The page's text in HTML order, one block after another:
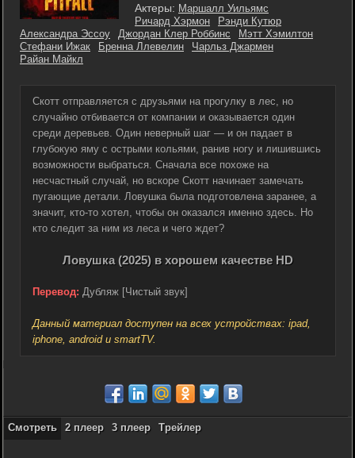
Актеры: Маршалл Уильямс
Ричард Хэрмон
Рэнди Кутюр
Александра Эссоу
Джордан Клер Роббинс
Мэтт Хэмилтон
Стефани Ижак
Бренна Ллевелин
Чарльз Джармен
Райан Майкл
Скотт отправляется с друзьями на прогулку в лес, но
случайно отбивается от компании и оказывается один
среди деревьев. Один неверный шаг — и он падает в
глубокую яму с острыми кольями, ранив ногу и лишившись
возможности выбраться. Сначала все похоже на
несчастный случай, но вскоре Скотт начинает замечать
пугающие детали. Ловушка была подготовлена заранее, а
значит, кто-то хотел, чтобы он оказался именно здесь. Но
кто следит за ним из леса и чего ждет?
Ловушка (2025) в хорошем качестве HD
Перевод: Дубляж [Чистый звук]
Данный материал доступен на всех устройствах: ipad,
iphone, android и smartTV.
Смотреть 2 плеер 3 плеер Трейлер